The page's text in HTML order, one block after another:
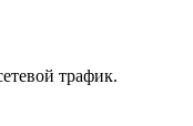
трафик.